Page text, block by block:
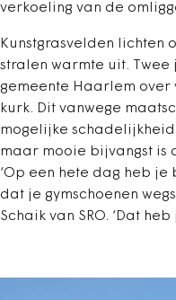
verkoeling van de
Kunstgrasvelden lichten
stralen warmte uit.
gemeente Haarlem
kurk. Dit vanwege
mogelijke
maar mooie bijvangst is
‘Op een hete dag heb
dat je gymschoenen
Schaik van SRO. ‘Dat